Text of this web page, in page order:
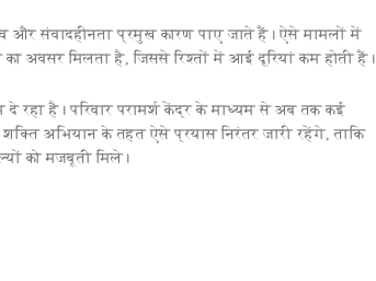
और संवादहीनता प्रमुख कारण पाए जाते हैं। ऐसे मामलों में
अवसर मिलता है, जिससे रिश्तों में आई दूरियां कम होती हैं।
रहा है। परिवार परामर्श केंद्र के माध्यम से अब तक कई
अभियान के तहत ऐसे प्रयास निरंतर जारी रहेंगे, ताकि
को मजबूती मिले।